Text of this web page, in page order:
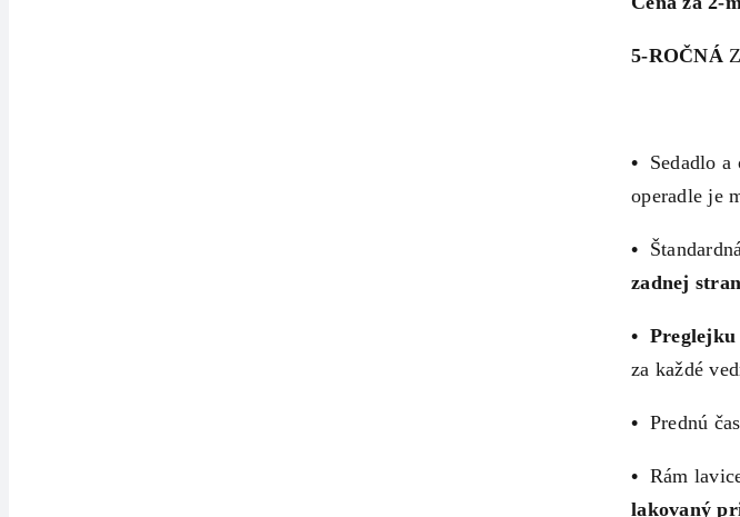
5-ROČNÁ
• Sedadlo
operadle je
•
zadnej
• Preglejku
za každé
• Prednú
• Rám
lakovaný